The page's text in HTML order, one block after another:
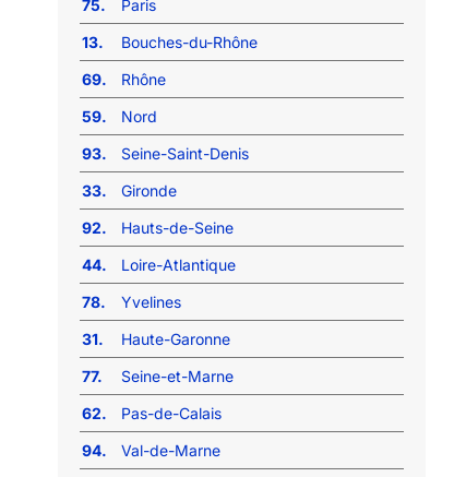
75.
Paris
13.
Bouches-du-Rhône
69.
Rhône
59.
Nord
93.
Seine-Saint-Denis
33.
Gironde
92.
Hauts-de-Seine
44.
Loire-Atlantique
78.
Yvelines
31.
Haute-Garonne
77.
Seine-et-Marne
62.
Pas-de-Calais
94.
Val-de-Marne